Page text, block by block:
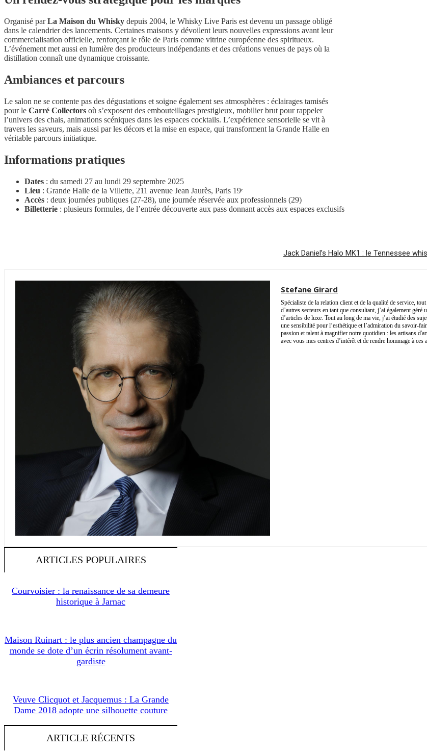
Organisé parLa Maison du Whisky depuis 2004, le Whisky Live Paris est devenu un passage obligé
dans le calendrier des lancements. Certaines maisons y dévoilent leurs nouvelles expressions avant leur
commercialisation officielle, renforçant le rôle de Paris comme vitrine européenne des spiritueux.
L’événement met aussi en lumière des producteurs indépendants et des créations venues de pays où la
distillation connaît une dynamique croissante.
Ambiances et parcours
Le salon ne se contente pas des dégustations et soigne également ses atmosphères : éclairages tamisés
pour le Carré Collectors où s’exposent des embouteillages prestigieux, mobilier brut pour rappeler
l’univers des chais, animations scéniques dans les espaces cocktails. L’expérience sensorielle se vit à
travers les saveurs, mais aussi par les décors et la mise en espace, qui transforment la Grande Halle en
véritable parcours initiatique.
Informations pratiques
Dates : du samedi 27 au lundi 29 septembre 2025
Lieu : Grande Halle de la Villette, 211 avenue Jean Jaurès, Paris 19ᵉ
Accès : deux journées publiques (27-28), une journée réservée aux professionnels (29)
Billetterie : plusieurs formules, de l’entrée découverte aux pass donnant accès aux espaces exclusifs
Jack Daniel’s Halo MK1 : le Tennessee
Stefane Girard
Spécialiste de la relation client et de la qualité de service,
d’autres secteurs en tant que consultant, j’ai également géré
d’articles de luxe. Tout au long de ma vie, j’ai étudié des
une sensibilité pour l’esthétique et l’admiration du savoir-
passion et talent à magnifier notre quotidien : les artisans
avec vous mes centres d’intérêt et de rendre hommage à ces
ARTICLES POPULAIRES
Courvoisier : la renaissance de sa demeure
historique à Jarnac
Maison Ruinart : le plus ancien champagne du
monde se dote d’un écrin résolument avant-
gardiste
Veuve Clicquot et Jacquemus : La Grande
Dame 2018 adopte une silhouette couture
ARTICLE RÉCENTS